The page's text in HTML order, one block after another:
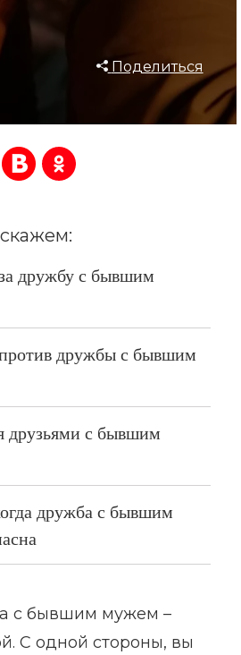
Поделиться
дружбу с бывшим
дружбы с бывшим
друзьями с бывшим
дружба с бывшим
с бывшим мужем –
С одной стороны, вы